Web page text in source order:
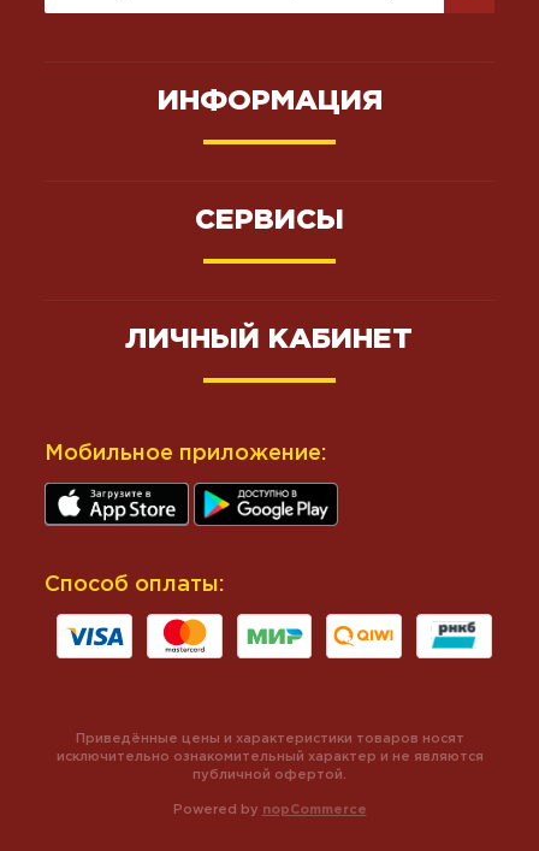
ИНФОРМАЦИЯ
СЕРВИСЫ
ЛИЧНЫЙ КАБИНЕТ
Мобильное приложение:
Способ оплаты:
Powered by nopCommerce
Приведённые цены и характеристики товаров носят
исключительно ознакомительный характер и не являются
публичной офертой.